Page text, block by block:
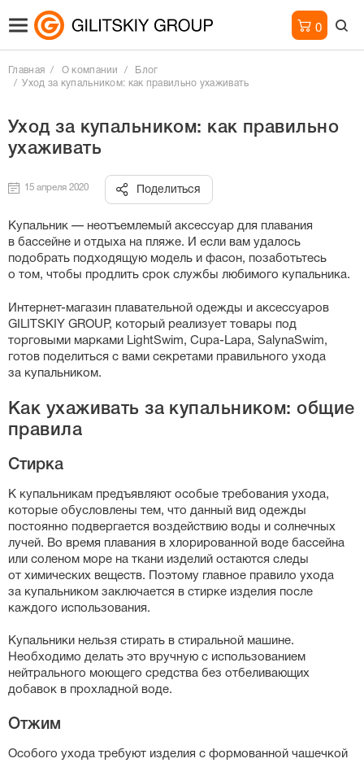
0
Главная О компании
Блог
Уход за купальником: как правильно ухаживать
Уход за купальником: как правильно
ухаживать
15 апреля 2020 Поделиться
Купальник — неотъемлемый аксессуар для плавания
в бассейне и отдыха на пляже. И если вам удалось
подобрать подходящую модель и фасон, позаботьтесь
о том, чтобы продлить срок службы любимого купальника.
Интернет-магазин плавательной одежды и аксессуаров
GILITSKIY GROUP, который реализует товары под
торговыми марками LightSwim, Cupa-Lapa, SalynaSwim,
готов поделиться с вами секретами правильного ухода
за купальником.
Как ухаживать за купальником: общие
правила
Стирка
К купальникам предъявляют особые требования ухода,
которые обусловлены тем, что данный вид одежды
постоянно подвергается воздействию воды и солнечных
лучей. Во время плавания в хлорированной воде бассейна
или соленом море на ткани изделий остаются следы
от химических веществ. Поэтому главное правило ухода
за купальником заключается в стирке изделия после
каждого использования.
Купальники нельзя стирать в стиральной машине.
Необходимо делать это вручную с использованием
нейтрального моющего средства без отбеливающих
добавок в прохладной воде.
Отжим
Особого ухода требуют изделия с формованной чашечкой